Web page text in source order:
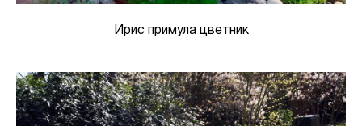
Ирис примула цветник